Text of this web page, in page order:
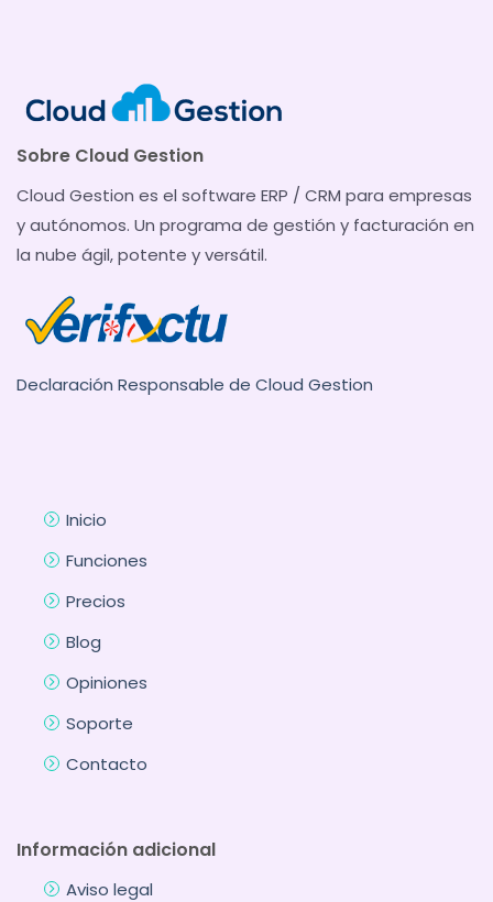
Sobre Cloud Gestion
Cloud Gestion es el software ERP / CRM para empresas
y autónomos. Un programa de gestión y facturación en
la nube ágil, potente y versátil.
Declaración Responsable de Cloud Gestion
Inicio
Funciones
Precios
Blog
Opiniones
Soporte
Contacto
Información adicional
Aviso legal